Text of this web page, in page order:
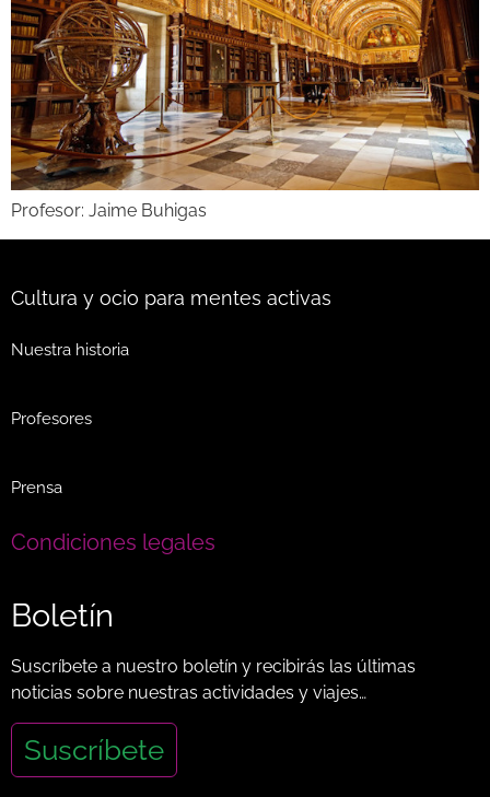
Profesor: Jaime Buhigas
Cultura y ocio para mentes activas
Nuestra historia
Profesores
Prensa
Condiciones legales
Boletín
Suscríbete a nuestro boletín y recibirás las últimas
noticias sobre nuestras actividades y viajes…
Suscríbete